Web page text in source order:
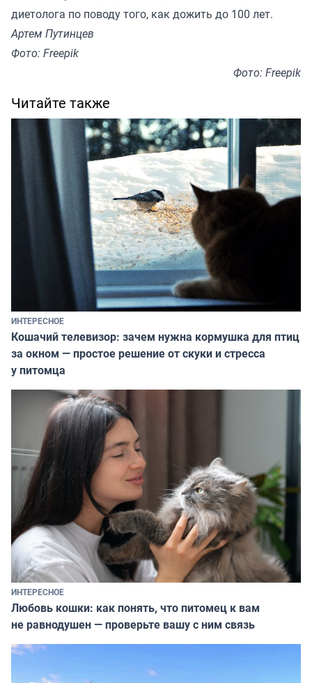
диетолога по поводу того, как дожить до 100 лет.
Артем Путинцев
Фото: Freepik
Фото: Freepik
Читайте также
ИНТЕРЕСНОЕ
Кошачий телевизор: зачем нужна кормушка для птиц
за окном — простое решение от скуки и стресса
у питомца
ИНТЕРЕСНОЕ
Любовь кошки: как понять, что питомец к вам
не равнодушен — проверьте вашу с ним связь